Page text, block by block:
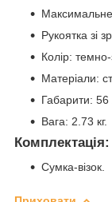
Максимальне
Рукоятка зі
Колір:
Матеріали:
Габарити:
Вага: 2.73 кг.
Комплектація:
Сумка-візок.